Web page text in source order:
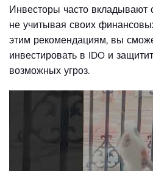
Инвесторы часто вкладывают
не учитывая своих
этим рекомендациям, вы
инвестировать в IDO и
возможных угроз.